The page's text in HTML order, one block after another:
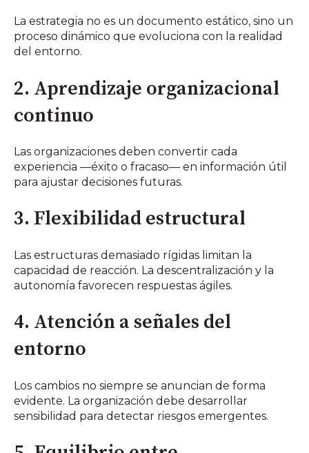
La estrategia no es un documento estático, sino un
proceso dinámico que evoluciona con la realidad
del entorno.
2. Aprendizaje organizacional
continuo
Las organizaciones deben convertir cada
experiencia —éxito o fracaso— en información útil
para ajustar decisiones futuras.
3. Flexibilidad estructural
Las estructuras demasiado rígidas limitan la
capacidad de reacción. La descentralización y la
autonomía favorecen respuestas ágiles.
4. Atención a señales del
entorno
Los cambios no siempre se anuncian de forma
evidente. La organización debe desarrollar
sensibilidad para detectar riesgos emergentes.